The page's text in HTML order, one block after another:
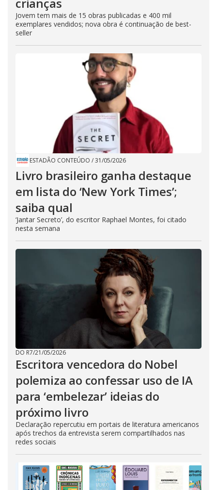
Jovem tem mais de 15 obras publicadas e 400 mil
exemplares vendidos; nova obra é continuação de best-
seller
ESTADÃO CONTEÚDO /31/05/2026
Livro brasileiro ganha destaque
em lista do ‘New York Times’;
saiba qual
‘Jantar Secreto’, do escritor Raphael Montes, foi citado
nesta semana
DO R7/21/05/2026
Escritora vencedora do Nobel
polemiza ao confessar uso de IA
para ‘embelezar’ ideias do
próximo livro
Declaração repercutiu em portais de literatura americanos
após trechos da entrevista serem compartilhados nas
redes sociais